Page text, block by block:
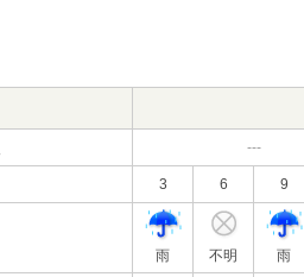
---
3 6 9
雨 不明 雨